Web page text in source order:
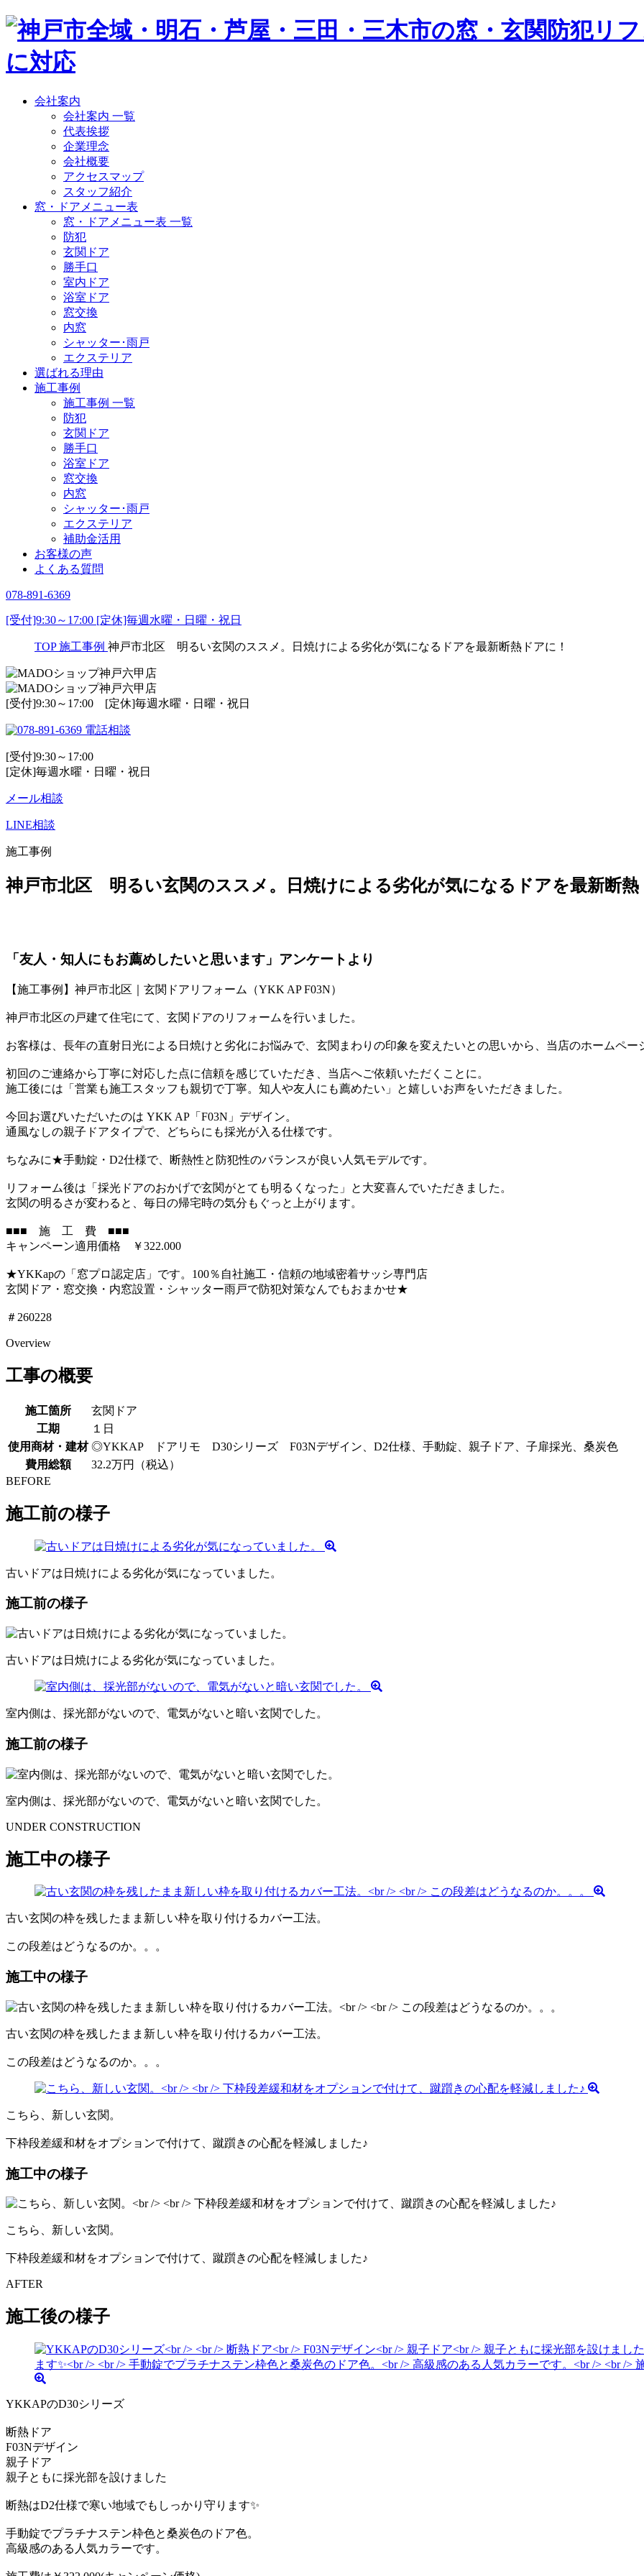
会社案内
会社案内 一覧
代表挨拶
企業理念
会社概要
アクセスマップ
スタッフ紹介
窓・ドアメニュー表
窓・ドアメニュー表 一覧
防犯
玄関ドア
勝手口
室内ドア
浴室ドア
窓交換
内窓
シャッター･雨戸
エクステリア
選ばれる理由
施工事例
施工事例 一覧
防犯
玄関ドア
勝手口
浴室ドア
窓交換
内窓
シャッター･雨戸
エクステリア
補助金活用
お客様の声
よくある質問
078-891-6369
[受付]9:30～17:00 [定休]毎週水曜・日曜・祝日
TOP 施工事例 神戸市北区 明るい玄関のススメ。日焼けによる劣化が気になるドアを最新断熱ドアに！
[受付]9:30～17:00 [定休]毎週水曜・日曜・祝日
電話相談
[受付]9:30～17:00
[定休]毎週水曜・日曜・祝日
メール相談
LINE相談
施工事例
神戸市北区 明るい玄関のススメ。日焼けによる劣化が気になるドアを最新断熱
「友人・知人にもお薦めしたいと思います」アンケートより
【施工事例】神戸市北区｜玄関ドアリフォーム（YKK AP F03N）
神戸市北区の戸建て住宅にて、玄関ドアのリフォームを行いました。
お客様は、長年の直射日光による日焼けと劣化にお悩みで、玄関まわりの印象を変えたいとの思いから、当店のホームペ
初回のご連絡から丁寧に対応した点に信頼を感じていただき、当店へご依頼いただくことに。
施工後には「営業も施工スタッフも親切で丁寧。知人や友人にも薦めたい」と嬉しいお声をいただきました。
今回お選びいただいたのは YKK AP「F03N」デザイン。
通風なしの親子ドアタイプで、どちらにも採光が入る仕様です。
ちなみに★手動錠・D2仕様で、断熱性と防犯性のバランスが良い人気モデルです。
リフォーム後は「採光ドアのおかげで玄関がとても明るくなった」と大変喜んでいただきました。
玄関の明るさが変わると、毎日の帰宅時の気分もぐっと上がります。
■■■ 施 工 費 ■■■
キャンペーン適用価格 ￥322.000
★YKKapの「窓プロ認定店」です。100％自社施工・信頼の地域密着サッシ専門店
玄関ドア・窓交換・内窓設置・シャッター雨戸で防犯対策なんでもおまかせ★
＃260228
Overview
工事の概要
施工箇所
玄関ドア
工期
１日
使用商材・建材 ◎YKKAP ドアリモ D30シリーズ F03Nデザイン、D2仕様、手動錠、親子ドア、子扉採光、桑炭色
費用総額
32.2万円（税込）
BEFORE
施工前の様子
古いドアは日焼けによる劣化が気になっていました。
施工前の様子
古いドアは日焼けによる劣化が気になっていました。
室内側は、採光部がないので、電気がないと暗い玄関でした。
施工前の様子
室内側は、採光部がないので、電気がないと暗い玄関でした。
UNDER CONSTRUCTION
施工中の様子
古い玄関の枠を残したまま新しい枠を取り付けるカバー工法。
この段差はどうなるのか。。。
施工中の様子
古い玄関の枠を残したまま新しい枠を取り付けるカバー工法。
この段差はどうなるのか。。。
こちら、新しい玄関。
下枠段差緩和材をオプションで付けて、蹴躓きの心配を軽減しました♪
施工中の様子
こちら、新しい玄関。
下枠段差緩和材をオプションで付けて、蹴躓きの心配を軽減しました♪
AFTER
施工後の様子
YKKAPのD30シリーズ
断熱ドア
F03Nデザイン
親子ドア
親子ともに採光部を設けました
断熱はD2仕様で寒い地域でもしっかり守ります✨
手動錠でプラチナステン枠色と桑炭色のドア色。
高級感のある人気カラーです。